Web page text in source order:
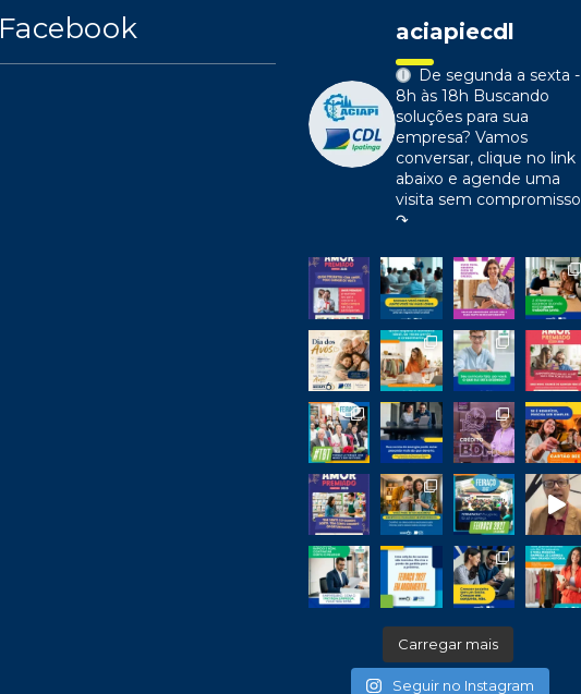
Facebook aciapiecdl
De segunda a sexta -
8h às 18h Buscando
soluções para sua
empresa? Vamos
conversar, clique no link
abaixo e agende uma
visita sem compromisso
↷
Carregar mais
Seguir no Instagram